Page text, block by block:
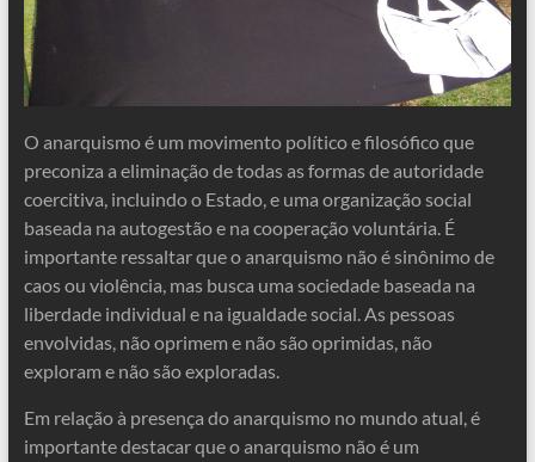
O anarquismo é um movimento político e filosófico que
preconiza a eliminação de todas as formas de autoridade
coercitiva, incluindo o Estado, e uma organização social
baseada na autogestão e na cooperação voluntária. É
importante ressaltar que o anarquismo não é sinônimo de
caos ou violência, mas busca uma sociedade baseada na
liberdade individual e na igualdade social. As pessoas
envolvidas, não oprimem e não são oprimidas, não
exploram e não são exploradas.
Em relação à presença do anarquismo no mundo atual, é
importante destacar que o anarquismo não é um